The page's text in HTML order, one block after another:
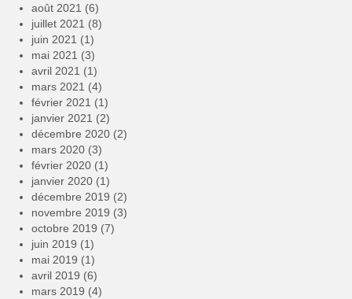
août 2021 (6)
juillet 2021 (8)
juin 2021 (1)
mai 2021 (3)
avril 2021 (1)
mars 2021 (4)
février 2021 (1)
janvier 2021 (2)
décembre 2020 (2)
mars 2020 (3)
février 2020 (1)
janvier 2020 (1)
décembre 2019 (2)
novembre 2019 (3)
octobre 2019 (7)
juin 2019 (1)
mai 2019 (1)
avril 2019 (6)
mars 2019 (4)